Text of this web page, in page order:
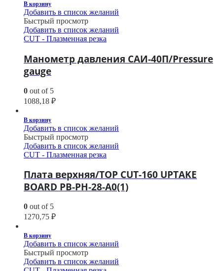
В корзину
Добавить в список желаний
Быстрый просмотр
Добавить в список желаний
CUT - Плазменная резка
Манометр давления САИ-40П/Pressure
gauge
0 out of 5
1088,18 ₽
В корзину
Добавить в список желаний
Быстрый просмотр
Добавить в список желаний
CUT - Плазменная резка
Плата верхняя/TOP CUT-160 UPTAKE
BOARD PB-PH-28-A0(1)
0 out of 5
1270,75 ₽
В корзину
Добавить в список желаний
Быстрый просмотр
Добавить в список желаний